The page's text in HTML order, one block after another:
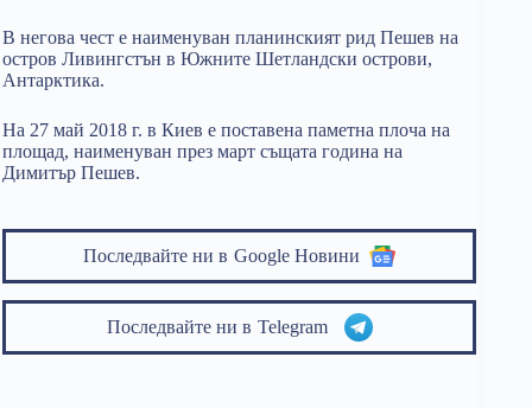
В негова чест е наименуван планинският рид Пешев на
остров Ливингстън в Южните Шетландски острови,
Антарктика.
На 27 май 2018 г. в Киев е поставена паметна плоча на
площад, наименуван през март същата година на
Димитър Пешев.
Последвайте ни в Google Новини
Последвайте ни в Telegram